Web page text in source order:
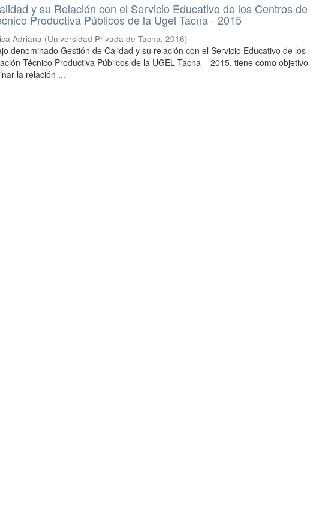
y su Relación con el Servicio Educativo de los Centros de
Productiva Públicos de la Ugel Tacna - 2015
Adriana (Universidad Privada de Tacna,2016)
denominado Gestión de Calidad y su relación con el Servicio Educativo de los
Técnico Productiva Públicos de la UGEL Tacna – 2015, tiene como objetivo
la relación ...